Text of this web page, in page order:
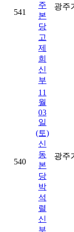
541
주
본
당
고
제
희
신
부
광주
540
11
월
03
일
(토)
신
동
본
당
박
석
렬
신
부
광주